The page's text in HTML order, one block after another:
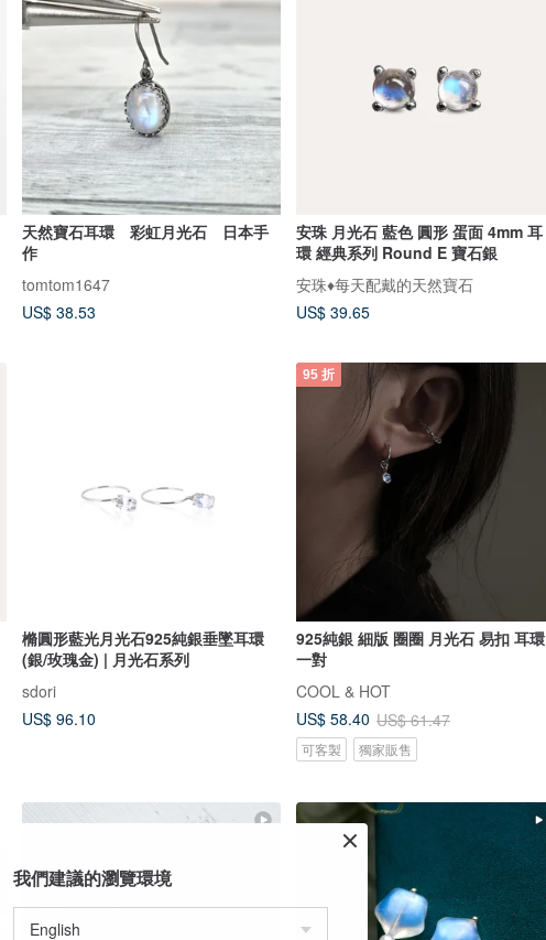
天然寶石耳環 彩虹月光石 日本手
作
tomtom1647
US$ 38.53
安珠 月光石 藍色 圓形 蛋面 4mm 耳
環 經典系列 Round E 寶石銀
安珠♦️每天配戴的天然寶石
US$ 39.65
樇圓形藍光月光石925純銀垂墜耳環
(銀/玫瑰金) | 月光石系列
sdori
US$ 96.10
95 折
925純銀 細版 圈圈 月光石 易扣 耳環
一對
COOL & HOT
US$ 58.40 US$ 61.47
可客製 獨家販售
我們建議的瀏覽環境